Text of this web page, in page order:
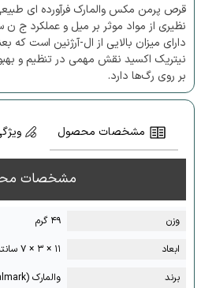
قرص پرمن مکس والمارک فرآورده ای
نظیری از مواد موثر بر میل و عملکرد
دارای میزان بالایی از ال-آرژنین است که
نیتریک اکسید نقش مهمی در تنظیم و
بر روی رگ‌ها دارد.
مشخصات محصول
مشخصات
وزن
۴۹ گرم
ابعاد
۱۱ × ۳ × ۷ سانتیمتر
برند
والمارک (Walmark)